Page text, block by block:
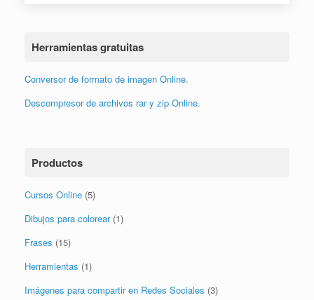
Herramientas gratuitas
Conversor de formato de imagen Online.
Descompresor de archivos rar y zip Online.
Productos
Cursos Online (5)
Dibujos para colorear (1)
Frases (15)
Herramientas (1)
Imágenes para compartir en Redes Sociales (3)